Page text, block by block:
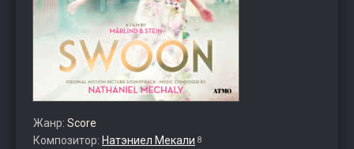
Жанр: Score
Композитор: Натэниел Мекали 8